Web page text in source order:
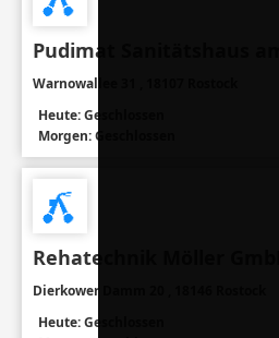
Warnowallee 31 , 18107 Rostock
Heute: Geschlossen
Morgen: Geschlossen
Rehatechnik Möller GmbH
Dierkower Damm 20 , 18146 Rostock
Heute: Geschlossen